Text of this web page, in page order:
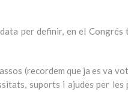
per definir, en el
(recordem que ja es va
suports i ajudes per les